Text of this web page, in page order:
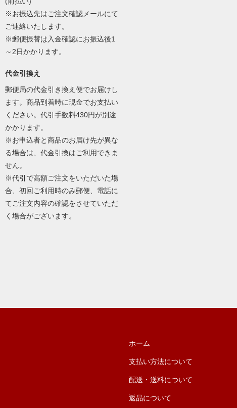
※お振込先はご注文確認メールにて
ご連絡いたします。
※郵便振替は入金確認にお振込後1
～2日かかります。
代金引換え
郵便局の代金引き換え便でお届けし
ます。商品到着時に現金でお支払い
ください。代引手数料430円が別途
かかります。
※お申込者と商品のお届け先が異な
る場合は、代金引換はご利用できま
せん。
※代引で高額ご注文をいただいた場
合、初回ご利用時のみ郵便、電話に
てご注文内容の確認をさせていただ
く場合がございます。
ホーム
支払い方法について
配送・送料について
返品について